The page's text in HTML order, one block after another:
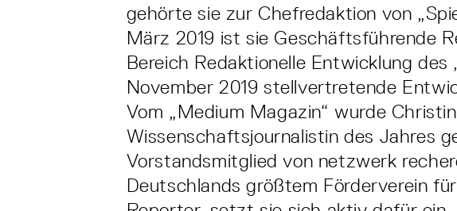
gehörte sie zur Chefredaktion von
März 2019 ist sie Geschäftsführende
Bereich Redaktionelle Entwicklung des
November 2019 stellvertretende
Vom „Medium Magazin“ wurde
Wissenschaftsjournalistin des Jahres
Vorstandsmitglied von netzwerk
Deutschlands größtem Förderverein